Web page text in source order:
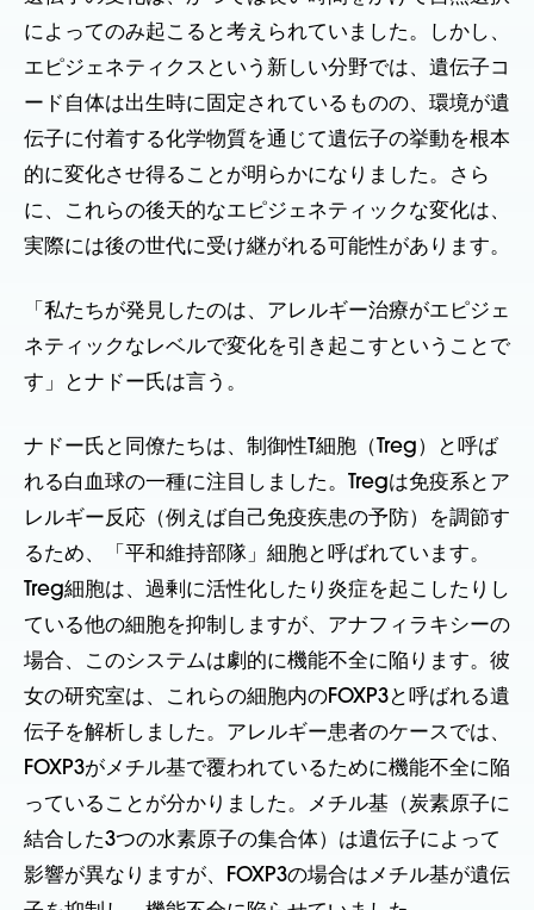
によってのみ起こると考えられていました。しかし、
エピジェネティクスという新しい分野では、遺伝子コ
ード自体は出生時に固定されているものの、環境が遺
伝子に付着する化学物質を通じて遺伝子の挙動を根本
的に変化させ得ることが明らかになりました。さら
に、これらの後天的なエピジェネティックな変化は、
実際には後の世代に受け継がれる可能性があります。
「私たちが発見したのは、アレルギー治療がエピジェ
ネティックなレベルで変化を引き起こすということで
す」とナドー氏は言う。
ナドー氏と同僚たちは、制御性T細胞（Treg）と呼ば
れる白血球の一種に注目しました。Tregは免疫系とア
レルギー反応（例えば自己免疫疾患の予防）を調節す
るため、「平和維持部隊」細胞と呼ばれています。
Treg細胞は、過剰に活性化したり炎症を起こしたりし
ている他の細胞を抑制しますが、アナフィラキシーの
場合、このシステムは劇的に機能不全に陥ります。彼
女の研究室は、これらの細胞内のFOXP3と呼ばれる遺
伝子を解析しました。アレルギー患者のケースでは、
FOXP3がメチル基で覆われているために機能不全に陥
っていることが分かりました。メチル基（炭素原子に
結合した3つの水素原子の集合体）は遺伝子によって
影響が異なりますが、FOXP3の場合はメチル基が遺伝